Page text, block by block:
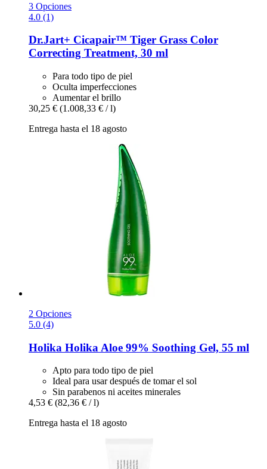
3 Opciones
4.0 (1)
Dr.Jart+ Cicapair™ Tiger Grass Color
Correcting Treatment, 30 ml
Para todo tipo de piel
Oculta imperfecciones
Aumentar el brillo
30,25 € (1.008,33 € / l)
Entrega hasta el 18 agosto
2 Opciones
5.0 (4)
Holika Holika Aloe 99% Soothing Gel, 55 ml
Apto para todo tipo de piel
Ideal para usar después de tomar el sol
Sin parabenos ni aceites minerales
4,53 € (82,36 € / l)
Entrega hasta el 18 agosto